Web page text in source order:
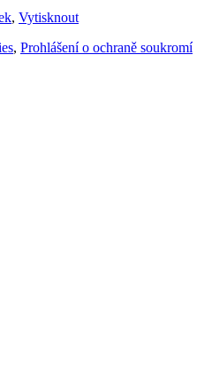
, Vytisknout
, Prohlášení o ochraně soukromí